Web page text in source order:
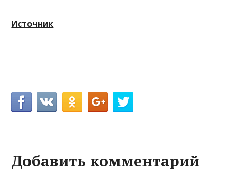
Источник
Добавить комментарий